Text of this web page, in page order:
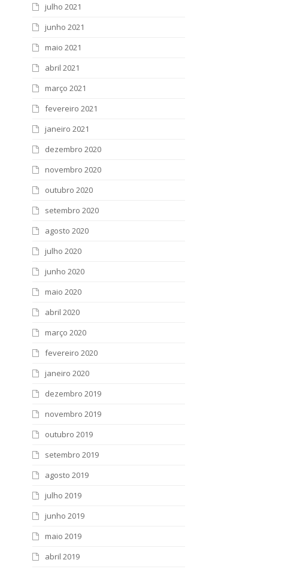
julho 2021
junho 2021
maio 2021
abril 2021
março 2021
fevereiro 2021
janeiro 2021
dezembro 2020
novembro 2020
outubro 2020
setembro 2020
agosto 2020
julho 2020
junho 2020
maio 2020
abril 2020
março 2020
fevereiro 2020
janeiro 2020
dezembro 2019
novembro 2019
outubro 2019
setembro 2019
agosto 2019
julho 2019
junho 2019
maio 2019
abril 2019